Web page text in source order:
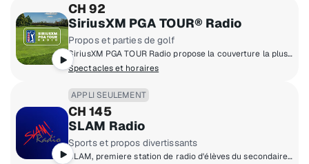
CH 92
SiriusXM PGA TOUR® Radio
Propos et parties de golf
SiriusXM PGA TOUR Radio propose la couverture la plus complète du golf avec des actualités, des scores de tournois et des moments forts du PGA TOUR, du Champions TOUR, du Korn Ferry TOUR et du LPGA TOUR.
Spectacles et horaires
APPLI SEULEMENT
CH 145
SLAM Radio
Sports et propos divertissants
SLAM, premiere station de radio d'élèves du secondaire offrant un point de vue unique sur les sports et des propos divertissants.